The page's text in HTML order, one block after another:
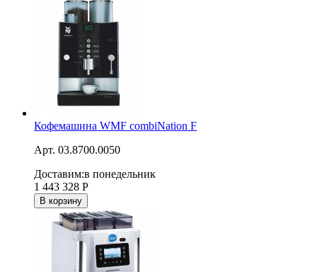
Кофемашина WMF combiNation F
Арт. 03.8700.0050
Доставим:в понедельник
1 443 328 Р
В корзину